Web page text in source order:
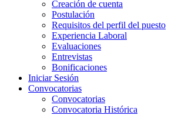
Creación de cuenta
Postulación
Requisitos del perfil del puesto
Experiencia Laboral
Evaluaciones
Entrevistas
Bonificaciones
Iniciar Sesión
Convocatorias
Convocatorias
Convocatoria Histórica